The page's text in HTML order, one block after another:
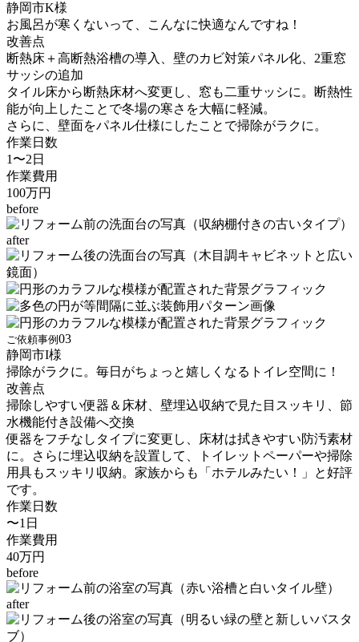
静岡市K様
お風呂が寒くないって、こんなに快適なんですね！
改善点
断熱床＋高断熱浴槽の導入、壁のカビ対策パネル化、2重窓
サッシの追加
タイル床から断熱床材へ変更し、窓も二重サッシに。断熱性
能が向上したことで冬場の寒さを大幅に軽減。
さらに、壁面をパネル仕様にしたことで掃除がラクに。
作業日数
1〜2日
作業費用
100万円
before
after
ご依頼事例 03
静岡市I様
掃除がラクに。毎日がちょっと嬉しくなるトイレ空間に！
改善点
掃除しやすい便器＆床材、壁埋込収納で見た目スッキリ、節
水機能付き設備へ交換
便器をフチなしタイプに変更し、床材は拭きやすい防汚素材
に。さらに埋込収納を設置して、トイレットペーパーや掃除
用具もスッキリ収納。家族からも「ホテルみたい！」と好評
です。
作業日数
〜1日
作業費用
40万円
before
after